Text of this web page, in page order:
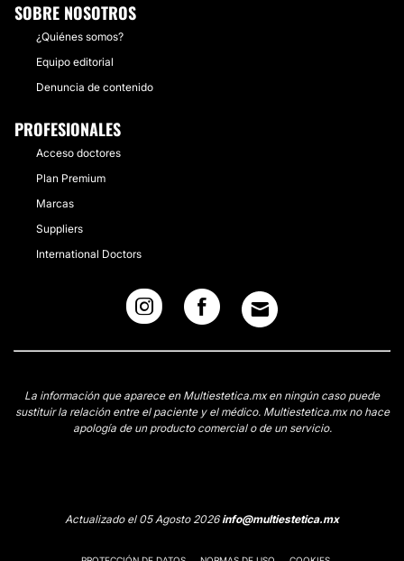
SOBRE NOSOTROS
¿Quiénes somos?
Equipo editorial
Denuncia de contenido
PROFESIONALES
Acceso doctores
Plan Premium
Marcas
Suppliers
International Doctors
La información que aparece en Multiestetica.mx en ningún caso puede
sustituir la relación entre el paciente y el médico. Multiestetica.mx no hace
apología de un producto comercial o de un servicio.
Actualizado el 05 Agosto 2026info@multiestetica.mx